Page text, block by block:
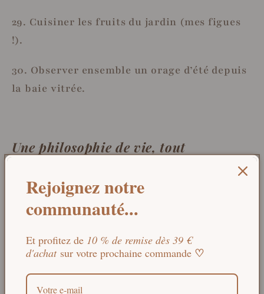
29. Cuisiner les fruits du jardin (mes figues
!).
30. Observer ensemble un orage d’été depuis
la baie vitrée.
Une philosophie de vie, tout
Ces petits bonheurs d’été sont à cueillir
comme les fruits de saison : simplement,
rappellent que vivre plus lentement, plus
Rejoignez notre
communauté...
Et profitez de 10 % de remise dès 39 €
d'achat sur votre prochaine commande ♡